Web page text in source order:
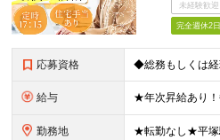
未経験歓迎
完全週休2日
応募資格
給与
勤務地